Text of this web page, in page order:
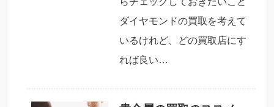
ダイヤモンドの買取を考えて
いるけれど、どの買取店にす
れば良い…